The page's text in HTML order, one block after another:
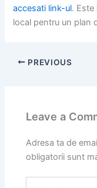
accesati link-ul.
local pentru un plan
PREVIOUS
Leave a
Adresa ta de
obligatorii sunt